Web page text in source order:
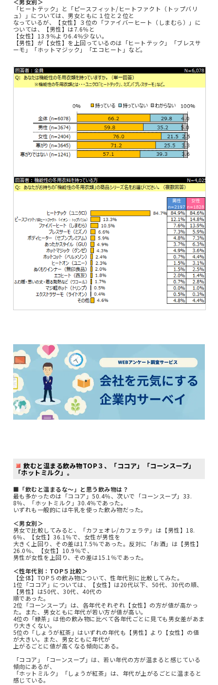
＜男女別＞
「ヒートテック」と「ピースフィット/ヒートファクト（トップバリ
ュ）」については、男女ともに１位と２位と
なっているが、【女性】３位の「ファイバーヒート（しまむら）」に
ついては、【男性】は7.6％と
【女性】13.9％より6.4％少ない。
【男性】が【女性】を上回っているのは「ヒートテック」「ブレスサ
ーモ」「ホットマジック」「エコヒート」など。
飲むと温まる飲み物TOP３、「ココア」「コーンスープ」
「ホットミルク」。
■「飲むと温まるな～」と思う飲み物は？
最も多かったのは「ココア」50.4％、次いで「コーンスープ」33.
8％、「ホットミルク」30.4％であった。
いずれも一般的には牛乳を使った飲み物だった。
＜男女別＞
男女で比較してみると、「カフェオレ/カフェラテ」は【男性】18.
6％、【女性】36.1％で、女性が男性を
大きく上回り、その差は17.5％であった。反対に「お酒」は【男性】
26.0％、【女性】10.9％で、
男性が女性を上回り、その差は15.1％であった。
＜性年代別：TOP５比較＞
【全体】TOP５の飲み物について、性年代別に比較してみた。
1位「ココア」については、【女性】は20代以下、50代、30代の順、
【男性】は50代、30代、40代の
順であった。
2位「コーンスープ」は、各年代それぞれ【女性】の方が値が高かっ
た。また、男女ともに年代が若い方が値が高い。
4位の「緑茶」は他の飲み物に比べて各年代ごとに見ても男女差があま
り大きくない。
5位の「しょうが紅茶」はいずれの年代も【男性】より【女性】の値
が大きい。また、男女ともに年代が
上がるごとに値が高くなる傾向にある。
「ココア」「コーンスープ」は、若い年代の方が温まると感じている
傾向にあるが、
「ホットミルク」「しょうが紅茶」は、年代が上がるごとに温まると
感じている。